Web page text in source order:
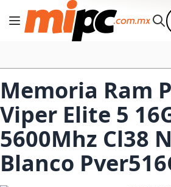
Cambiar Nav
Memoria Ram
Viper Elite 5
5600Mhz Cl38
Blanco